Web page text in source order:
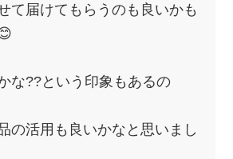
て届けてもらうのも良いかも
な??という印象もあるの
の活用も良いかなと思いまし